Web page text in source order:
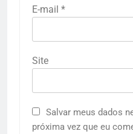
E-mail *
Site
Salvar meus dados
próxima vez que eu